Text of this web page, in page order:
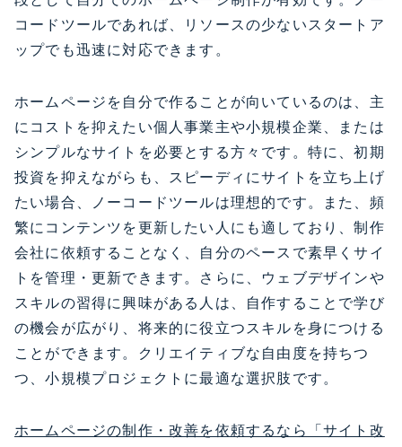
コードツールであれば、リソースの少ないスタートア
ップでも迅速に対応できます。
ホームページを自分で作ることが向いているのは、主
にコストを抑えたい個人事業主や小規模企業、または
シンプルなサイトを必要とする方々です。特に、初期
投資を抑えながらも、スピーディにサイトを立ち上げ
たい場合、ノーコードツールは理想的です。また、頻
繁にコンテンツを更新したい人にも適しており、制作
会社に依頼することなく、自分のペースで素早くサイ
トを管理・更新できます。さらに、ウェブデザインや
スキルの習得に興味がある人は、自作することで学び
の機会が広がり、将来的に役立つスキルを身につける
ことができます。クリエイティブな自由度を持ちつ
つ、小規模プロジェクトに最適な選択肢です。
ホームページの制作・改善を依頼するなら「サイト改